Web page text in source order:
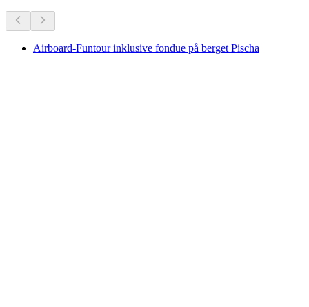
Airboard-Funtour inklusive fondue på berget Pischa